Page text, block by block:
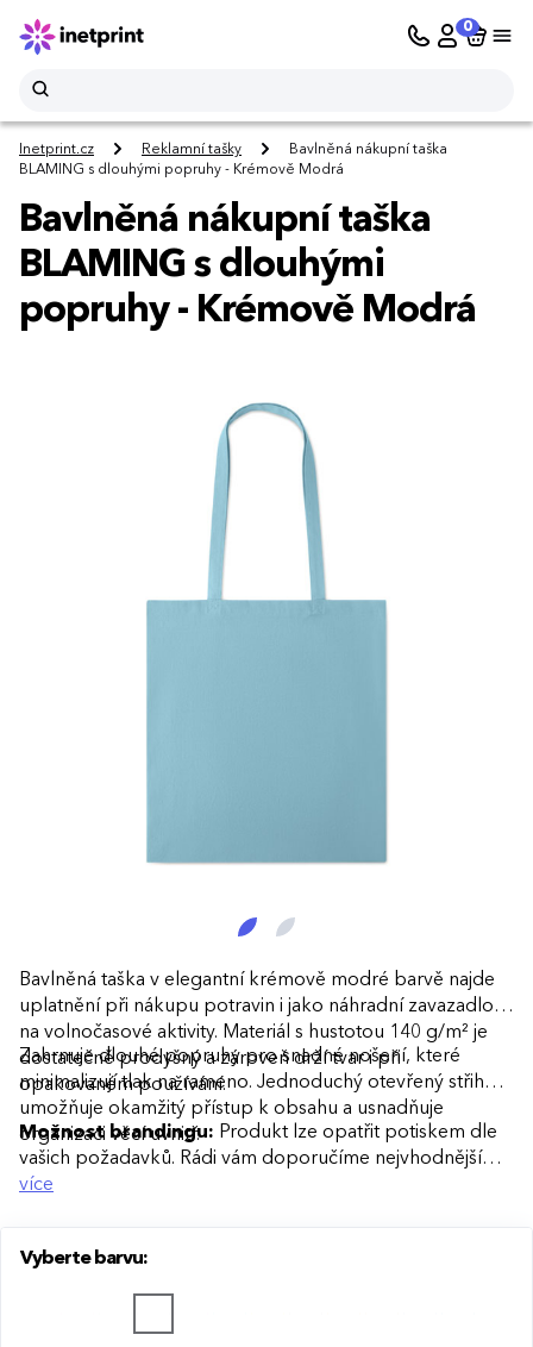
0
Inetprint.cz Reklamní tašky
Bavlněná nákupní taška
BLAMING s dlouhými popruhy - Krémově Modrá
Bavlněná nákupní taška
BLAMING s dlouhými
popruhy - Krémově Modrá
Bavlněná taška v elegantní krémově modré barvě najde
uplatnění při nákupu potravin i jako náhradní zavazadlo
na volnočasové aktivity. Materiál s hustotou 140 g/m² je
dostatečně prodyšný a zároveň drží tvar i při
opakovaném používání.
Zahrnuje dlouhé popruhy pro snadné nošení, které
minimalizují tlak na rameno. Jednoduchý otevřený střih
umožňuje okamžitý přístup k obsahu a usnadňuje
organizaci věcí uvnitř.
Možnost brandingu: Produkt lze opatřit potiskem dle
vašich požadavků. Rádi vám doporučíme nejvhodnější
technologii potisku s ohledem na design i váš rozpočet.
více
Vyberte barvu: